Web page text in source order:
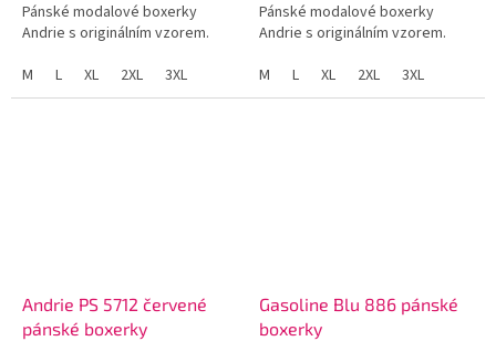
Pánské modalové boxerky
Andrie s originálním vzorem.
M
L XL 2XL 3XL
Pánské modalové boxerky
Andrie s originálním vzorem.
M
L XL 2XL 3XL
Andrie PS 5712 červené
pánské boxerky
Gasoline Blu 886 pánské
boxerky